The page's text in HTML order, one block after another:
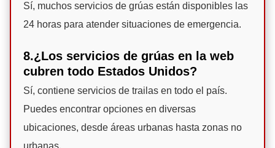
Sí, muchos servicios de grúas están disponibles las
24 horas para atender situaciones de emergencia.
8.¿Los servicios de grúas en la web
cubren todo Estados Unidos?
Sí, contiene servicios de trailas en todo el país.
Puedes encontrar opciones en diversas
ubicaciones, desde áreas urbanas hasta zonas no